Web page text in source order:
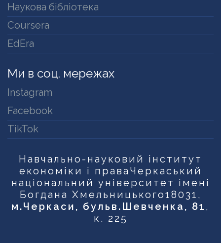
Наукова бібліотека
Coursera
EdEra
Ми в соц. мережах
Instagram
Facebook
TikTok
Навчально-науковий інститут
економіки і права Черкаський
національний університет імені
Богдана Хмельницького18031,
м.Черкаси, бульв.Шевченка, 81 ,
к. 225